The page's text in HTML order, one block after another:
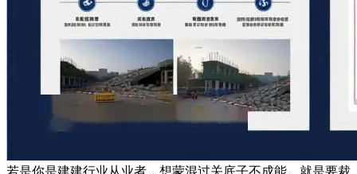
若是你是建建行业从业者，想蒙混过关底子不成能。就是要裁